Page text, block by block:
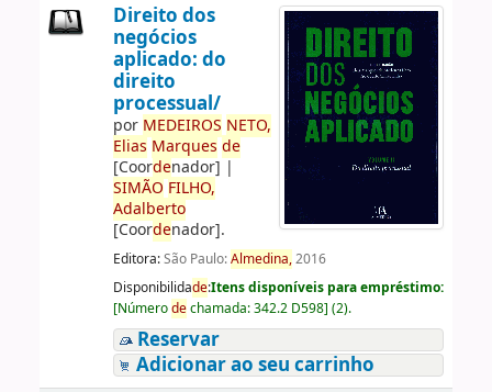
Direito dos
negócios
aplicado: do
direito
processual/
por MEDEIROS NETO,
Elias Marques de
[Coordenador] |
SIMÃO FILHO,
Adalberto
[Coordenador].
Editora:São Paulo:Almedina,2016
Disponibilidade:Itens disponíveis para empréstimo:
[Númerodechamada:342.2 D598] (2).
Reservar
Adicionar ao seu carrinho